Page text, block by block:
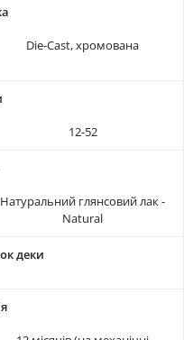
Die-Cast, хромована
12-52
Натуральний глянсовий лак -
Natural